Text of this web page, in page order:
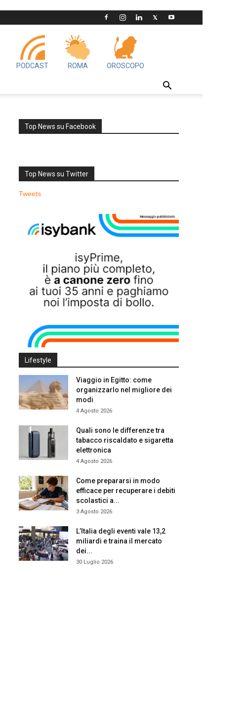
PODCAST ROMA OROSCOPO
Top News su Facebook
Top News su Twitter
Tweets
Lifestyle
Viaggio in Egitto: come
organizzarlo nel migliore dei
modi
4 Agosto 2026
Quali sono le differenze tra
tabacco riscaldato e sigaretta
elettronica
4 Agosto 2026
Come prepararsi in modo
efficace per recuperare i debiti
scolastici a...
3 Agosto 2026
L’Italia degli eventi vale 13,2
miliardi e traina il mercato
dei...
30 Luglio 2026